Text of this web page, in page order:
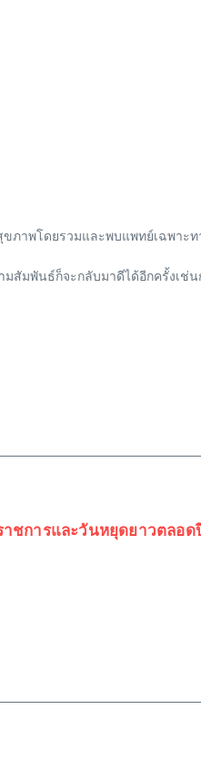
ขภาพโดยรวมและพบแพทย์เฉพาะ
สัมพันธ์ก็จะกลับมาดีได้อีกครั้งเช่น
ชการและวันหยุดยาวตลอด